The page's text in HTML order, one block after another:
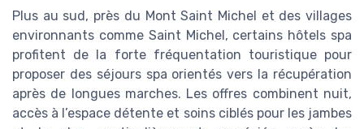
Plus au sud, près du Mont Saint Michel et des villages
environnants comme Saint Michel, certains hôtels spa
profitent de la forte fréquentation touristique pour
proposer des séjours spa orientés vers la récupération
après de longues marches. Les offres combinent nuit,
accès à l’espace détente et soins ciblés pour les jambes